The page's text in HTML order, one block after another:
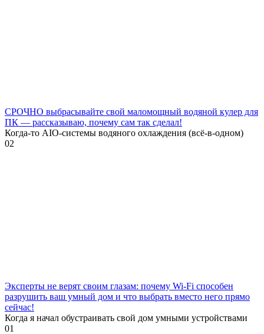
СРОЧНО выбрасывайте свой маломощный водяной кулер для
ПК — рассказываю, почему сам так сделал!
Когда-то AIO-системы водяного охлаждения (всё-в-одном)
02
Эксперты не верят своим глазам: почему Wi-Fi способен
разрушить ваш умный дом и что выбрать вместо него прямо
сейчас!
Когда я начал обустраивать свой дом умными устройствами
01